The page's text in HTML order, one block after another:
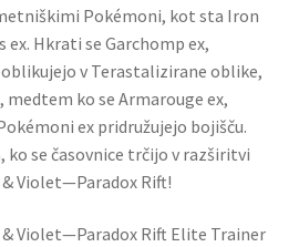
Pokémoni, kot sta Iron
ex. Hkrati se Garchomp ex,
v Terastalizirane oblike,
ko se Armarouge ex,
ex pridružujejo bojišču.
ko se časovnice trčijo v razširitvi
Violet—Paradox Rift!
& Violet—Paradox Rift Elite Trainer